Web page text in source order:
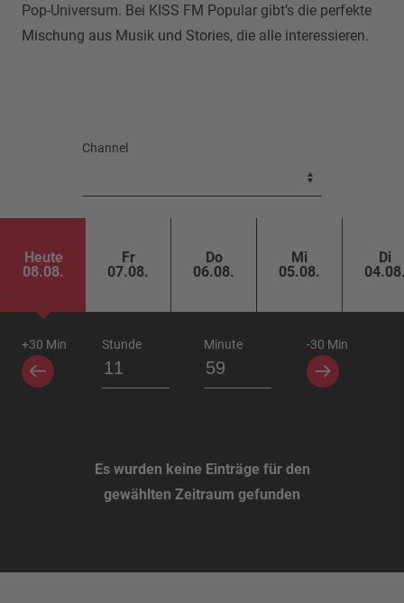
Pop-Universum. Bei KISS FM Popular gibt’s die perfekte
Mischung aus Musik und Stories, die alle interessieren.
Channel
Heute
08.08.
Fr
07.08.
Do
06.08.
Mi
05.08.
Di
+30 Min Stunde Minute -30 Min
Es wurden keine Einträge für den
gewählten Zeitraum gefunden